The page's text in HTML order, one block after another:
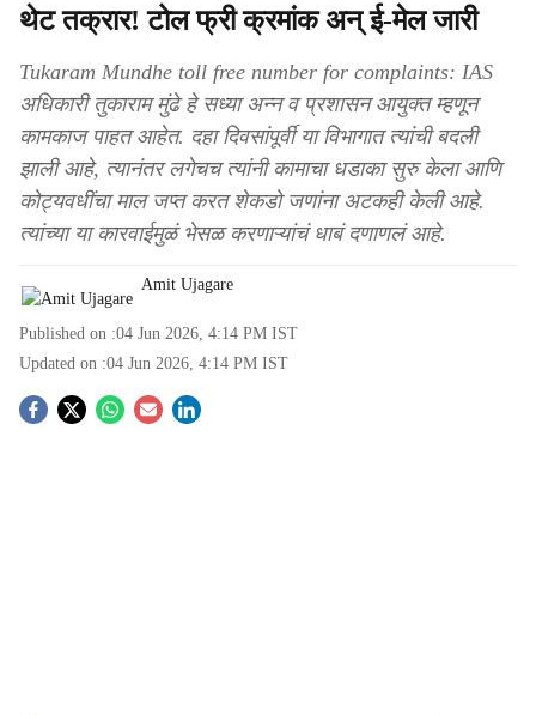
थेट तक्रार! टोल फ्री क्रमांक अन् ई-मेल जारी
Tukaram Mundhe toll free number for complaints: IAS
अधिकारी तुकाराम मुंढे हे सध्या अन्न व प्रशासन आयुक्त म्हणून
कामकाज पाहत आहेत. दहा दिवसांपूर्वी या विभागात त्यांची बदली
झाली आहे, त्यानंतर लगेचच त्यांनी कामाचा धडाका सुरु केला आणि
कोट्यवधींचा माल जप्त करत शेकडो जणांना अटकही केली आहे.
त्यांच्या या कारवाईमुळं भेसळ करणाऱ्यांचं धाबं दणाणलं आहे.
Amit Ujagare
Published on :04 Jun 2026, 4:14 PM IST
Updated on :04 Jun 2026, 4:14 PM IST
S